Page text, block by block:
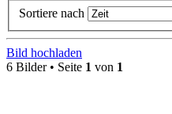
Sortiere nach
Bild hochladen
6 Bilder • Seite 1 von 1